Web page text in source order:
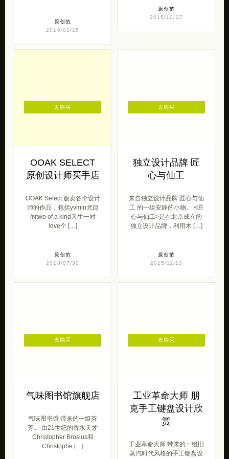
原创范
2016/01/15
原创范
2015/10/27
OOAK SELECT
原创设计师买手店
OOAK Select 贩卖各个设计
师的作品，包括yvmin尤目
的two of a kind天生一对
love个 […]
原创范
2018/07/30
去购买
独立设计品牌 匠
心与仙工
来自独立设计品牌 匠心与仙
工 的一组安静的小物。 <匠
心与仙工>是在北京成立的
独立设计品牌，利用木 […]
原创范
2015/11/13
去购买
气味图书馆旗舰店
气味图书馆 带来的一组芬
芳。 由21世纪的香水天才
Christopher Brosius和
Christophe […]
去购买
工业革命大师 朋
克手工键盘设计欣
赏
工业革命大师 带来的一组旧
蒸汽时代风格的手工键盘设
去购买